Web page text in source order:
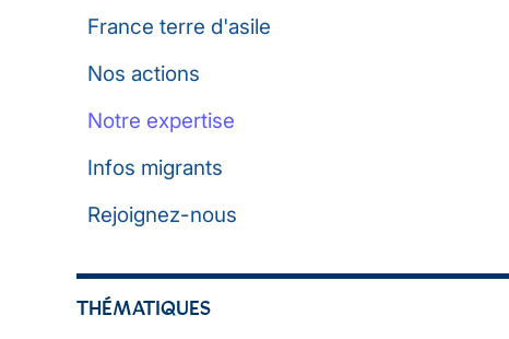
France terre d'asile
Nos actions
Notre expertise
Infos migrants
Rejoignez-nous
THÉMATIQUES